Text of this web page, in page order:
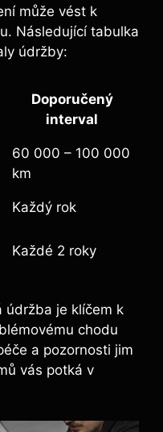
může vést k
Následující tabulka
údržby:
Doporučený
interval
60 000 – 100 000
km
Každý rok
Každé 2 roky
údržba je klíčem k
chodu
a pozornosti jim
vás potká v